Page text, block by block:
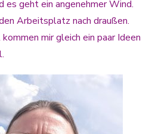
es geht ein angenehmer Wind.
Arbeitsplatz nach draußen.
mir gleich ein paar Ideen